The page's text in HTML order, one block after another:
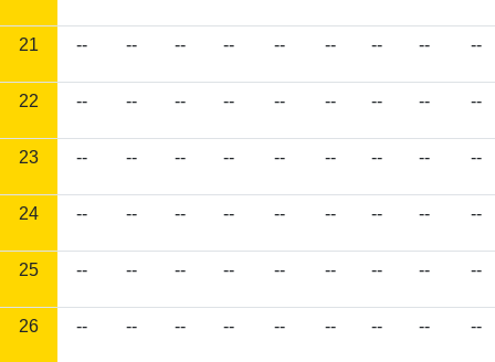
21 -- -- -- -- -- -- -- -- --
22 -- -- -- -- -- -- -- -- --
23 -- -- -- -- -- -- -- -- --
24 -- -- -- -- -- -- -- -- --
25 -- -- -- -- -- -- -- -- --
26 -- -- -- -- -- -- -- -- --